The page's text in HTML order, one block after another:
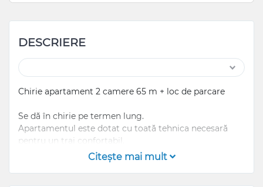
DESCRIERE
Chirie apartament 2 camere 65 m + loc de parcare
Se dă în chirie pe termen lung.
Apartamentul este dotat cu toată tehnica necesară
pentru un trai confortabil.
Frigider , microunde , mașină de spălat veselă,
fierbător, mașină de spălat haine, mașină de uscat
Citeşte mai mult